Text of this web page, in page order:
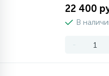
Дополнительные
22 400
В
-